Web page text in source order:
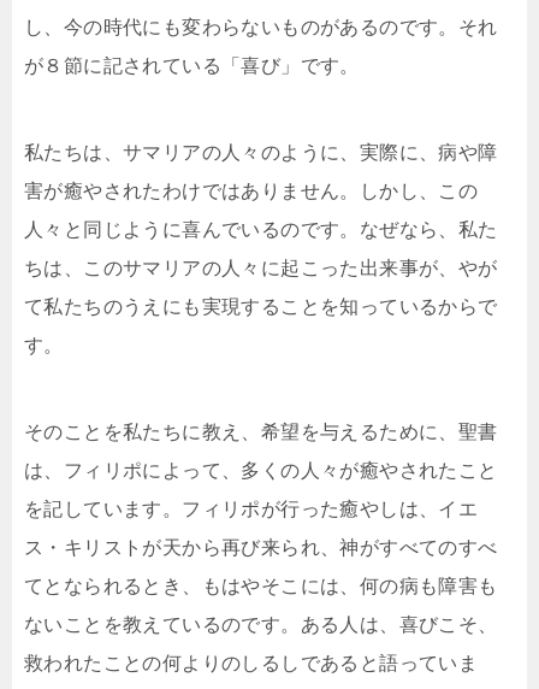
し、今の時代にも変わらないものがあるのです。それ
が８節に記されている「喜び」です。
私たちは、サマリアの人々のように、実際に、病や障
害が癒やされたわけではありません。しかし、この
人々と同じように喜んでいるのです。なぜなら、私た
ちは、このサマリアの人々に起こった出来事が、やが
て私たちのうえにも実現することを知っているからで
す。
そのことを私たちに教え、希望を与えるために、聖書
は、フィリポによって、多くの人々が癒やされたこと
を記しています。フィリポが行った癒やしは、イエ
ス・キリストが天から再び来られ、神がすべてのすべ
てとなられるとき、もはやそこには、何の病も障害も
ないことを教えているのです。ある人は、喜びこそ、
救われたことの何よりのしるしであると語っていま